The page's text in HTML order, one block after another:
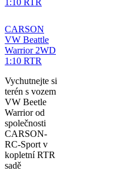
CARSON
VW Beattle
Warrior 2WD
1:10 RTR
Vychutnejte si
terén s vozem
VW Beetle
Warrior od
společnosti
CARSON-
RC-Sport v
kopletní RTR
sadě